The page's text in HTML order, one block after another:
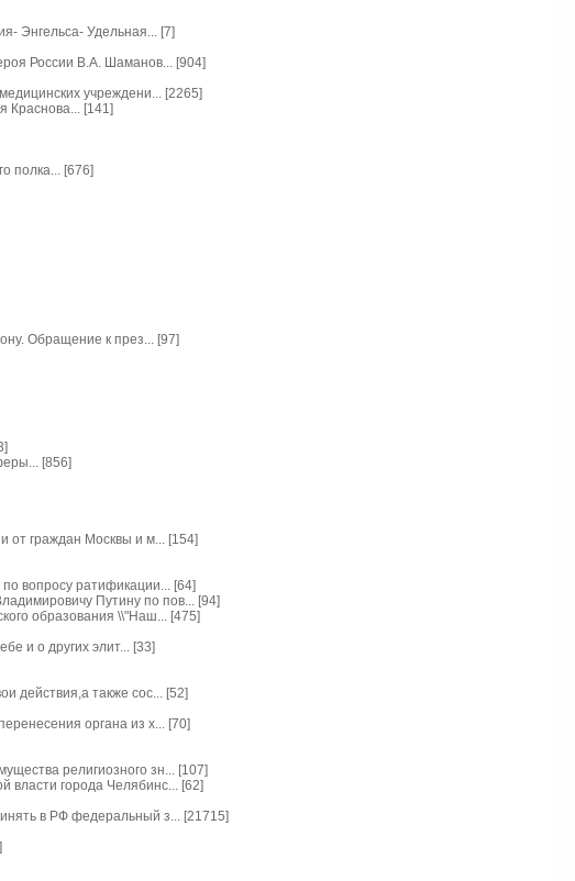
Энгельса- Удельная... [7]
России В.А. Шаманов... [904]
учреждени... [2265]
Краснова... [141]
полка... [676]
Обращение к през... [97]
[856]
от граждан Москвы и м... [154]
вопросу ратификации... [64]
Путину по пов... [94]
образования \\"Наш... [475]
и о других элит... [33]
действия,а также сос... [52]
органа из х... [70]
религиозного зн... [107]
власти города Челябинс... [62]
в РФ федеральный з... [21715]